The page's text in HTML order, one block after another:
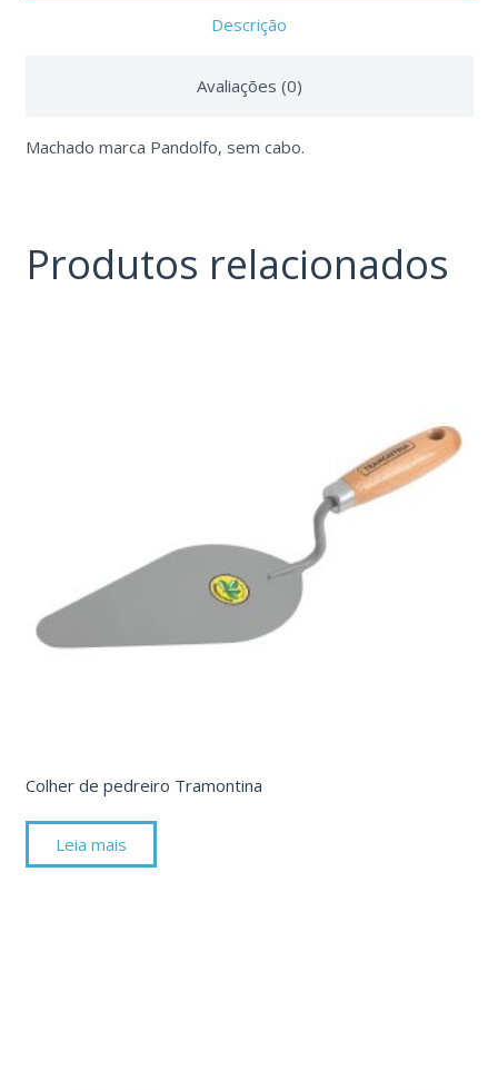
Descrição
Avaliações (0)
Machado marca Pandolfo, sem cabo.
Produtos relacionados
Colher de pedreiro Tramontina
Leia mais